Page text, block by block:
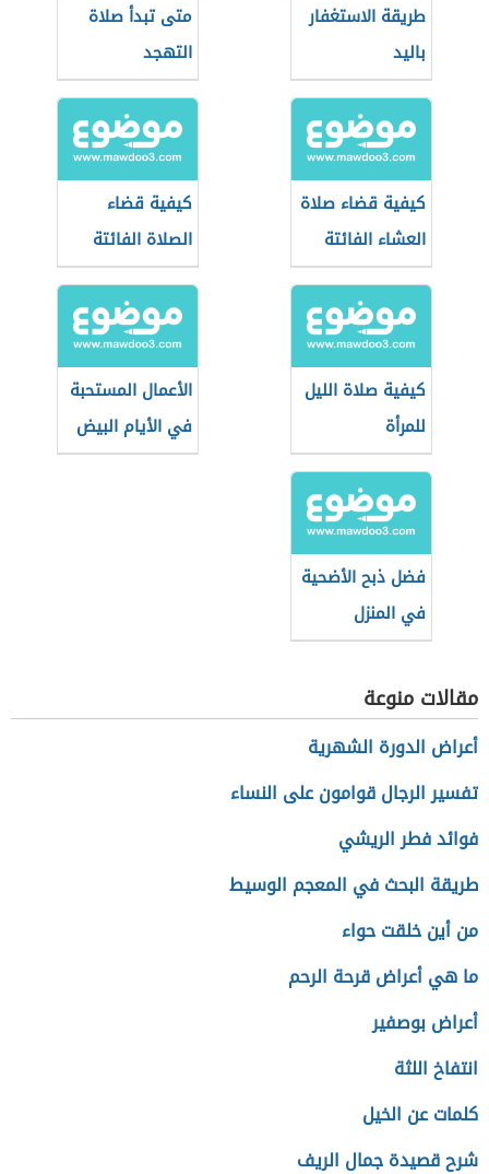
طريقة الاستغفار
باليد
متى تبدأ صلاة
التهجد
كيفية قضاء صلاة
العشاء الفائتة
كيفية قضاء
الصلاة الفائتة
كيفية صلاة الليل
للمرأة
الأعمال المستحبة
في الأيام البيض
فضل ذبح الأضحية
في المنزل
مقالات منوعة
أعراض الدورة الشهرية
تفسير الرجال قوامون على النساء
فوائد فطر الريشي
طريقة البحث في المعجم الوسيط
من أين خلقت حواء
ما هي أعراض قرحة الرحم
أعراض بوصفير
انتفاخ اللثة
كلمات عن الخيل
شرح قصيدة جمال الريف